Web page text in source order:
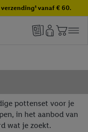
vanaf € 60.
pottenset voor je
in het aanbod van
wat je zoekt.